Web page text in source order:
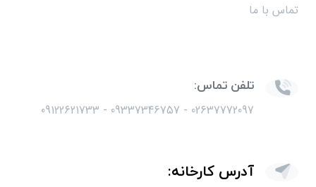
تماس با ما
تلفن تماس:
02637772097 - 09337346757 - 09122621733
آدرس کارخانه: